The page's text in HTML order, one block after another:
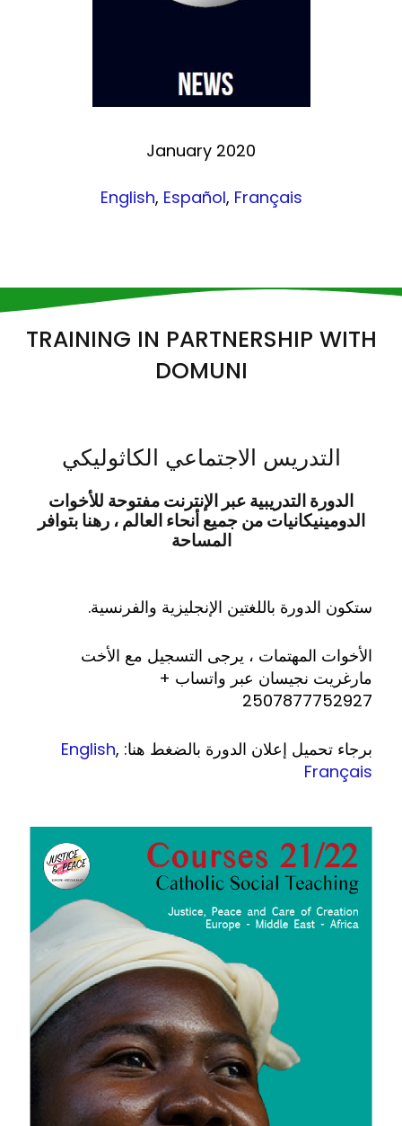
January 2020
English, Español, Français
TRAINING IN PARTNERSHIP WITH
DOMUNI
التدريس الاجتماعي الكاثوليكي
الدورة التدريبية عبر الإنترنت مفتوحة للأخوات
الدومينيكانيات من جميع أنحاء العالم ، رهنا بتوافر
المساحة
ستكون الدورة باللغتين الإنجليزية والفرنسية.
الأخوات المهتمات ، يرجى التسجيل مع الأخت
مارغريت نجيسان عبر واتساب +
2507877752927
برجاء تحميل إعلان الدورة بالضغط هنا: English,
Français